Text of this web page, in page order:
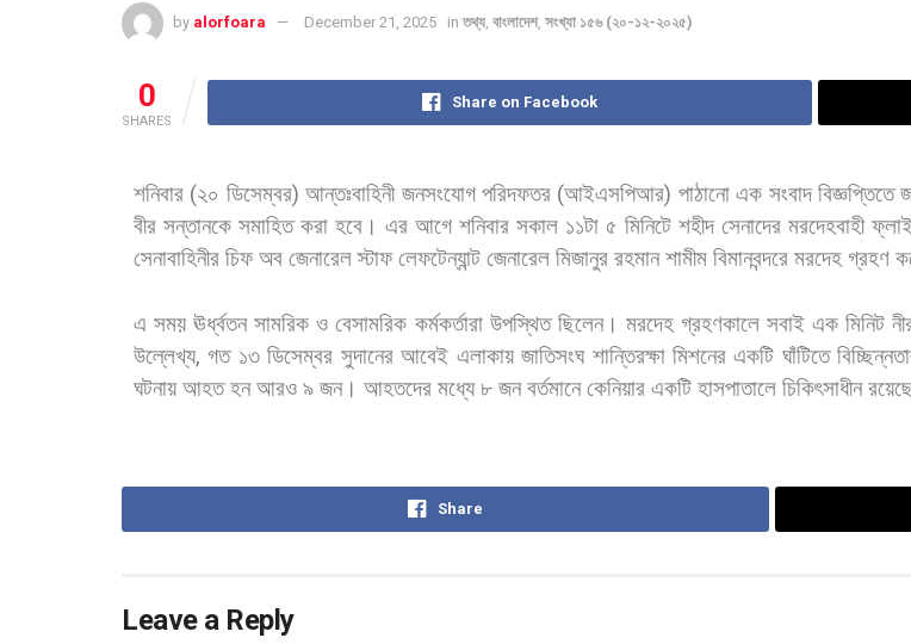
by alorfoara December 21, 2025 in তথ্য, বাংলাদেশ, সংখ্যা ১৫৬ (২০-১২-২০২৫)
0
SHARES
Share on Facebook
শনিবার (২০ ডিসেম্বর)আন্তঃবাহিনী জনসংযোগ পরিদফতর (আইএসপিআর) পাঠানো এক সংবাদ বিজ্ঞপ্তিতে
বীর সন্তানকে সমাহিত করা হবে। এর আগে শনিবার সকাল ১১টা ৫ মিনিটে শহীদ সেনাদের মরদেহবাহী
সেনাবাহিনীর চিফ অব জেনারেল স্টাফ লেফটেন্যান্ট জেনারেল মিজানুর রহমান শামীম বিমানবন্দরে মরদেহ গ্রহণ
এ সময় ঊর্ধ্বতন সামরিক ও বেসামরিক কর্মকর্তারা উপস্থিত ছিলেন। মরদেহ গ্রহণকালে সবাই এক মিনিট
উল্লেখ্য, গত ১৩ ডিসেম্বর সুদানের আবেই এলাকায় জাতিসংঘ শান্তিরক্ষা মিশনের একটি ঘাঁটিতে
ঘটনায় আহত হন আরও ৯ জন। আহতদের মধ্যে ৮ জন বর্তমানে কেনিয়ার একটি হাসপাতালে চিকিৎসাধীন
Share
Leave a Reply